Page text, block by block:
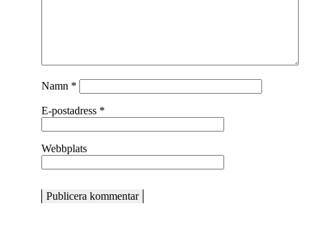
Namn *
E-postadress *
Webbplats